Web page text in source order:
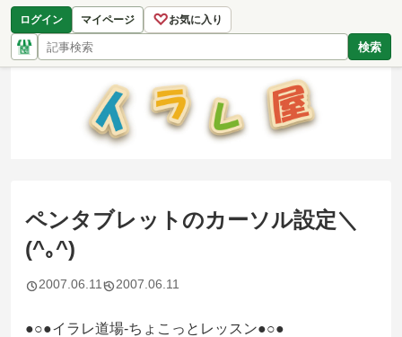
ログイン マイページ ♡お気に入り
検索
ペンタブレットのカーソル設定＼
(^｡^)
2007.06.11 2007.06.11
●○●イラレ道場-ちょこっとレッスン●○●